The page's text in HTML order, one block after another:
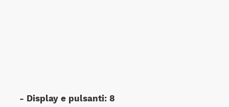
- Display e pulsanti: 8